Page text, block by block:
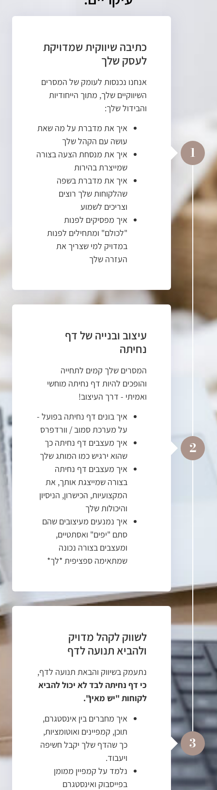
כתיבה שיווקית שמדויקת
לעסק שלך
אנחנו נכנסות לעומק של המסרים
השיווקיים שלך, מתוך הייחודיות
והבידול שלך:
איך את מדברת על מה שאת
עושה עם הקהל שלך
איך את מנסחת הצעה בצורה
שמייצרת בהירות
איך את מדברת בשפה
שהלקוחות שלך רוצים
וצריכים לשמוע
איך מפסיקים לפנות
"לכולם" ומתחילים לפנות
במדויק למי שצריך את
העזרה שלך
1
עיצוב ובנייה של דף
נחיתה
המסרים שלך קמים לתחייה
והופכים להיות דף נחיתה מוחשי
ואמיתי - דרך העיצוב!
איך בונים דף נחיתה בפועל -
על מערכת סמוב / וורדפרס
איך מעצבים דף נחיתה כך
שהוא ירגיש כמו המותג שלך
איך מעצבים דף נחיתה
בצורה שמייצגת אותך, את
המקצועיות, הכישרון, הניסיון
והיכולות שלך
איך נמנעים מעיצובים שהם
סתם "יפים" ואסתטיים,
ומעצבים בצורה נכונה
שמתאימה ספציפית *לך*
2
לשווק לקהל מדויק
ולהביא תנועה לדף
נתעמק בשיווק והבאת תנועה לדף,
כי דף נחיתה לבד לא יכול להביא
לקוחות "יש מאין".
איך מחברים בין אינסטגרם,
תוכן, קמפיינים ואוטומציות,
כך שהדף שלך יקבל חשיפה
ויעבוד.
נלמד על קמפיין ממומן
בפייסבוק ואינסטגרם
3